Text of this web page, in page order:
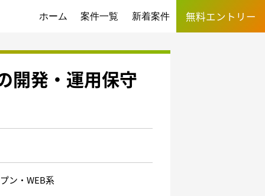
無料エントリー
ホーム 案件一覧 新着案件
開発・運用保守
ン・WEB系